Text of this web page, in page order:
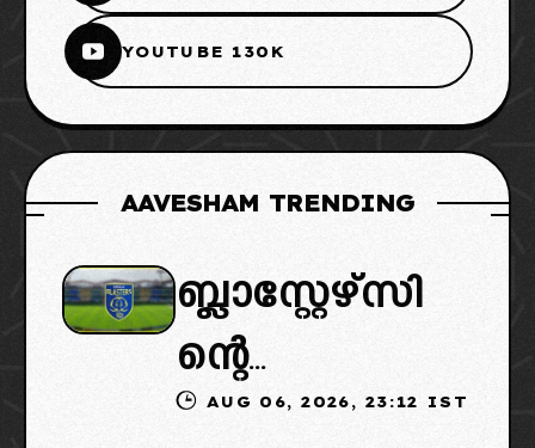
YOUTUBE 130K
AAVESHAM TRENDING
ബ്ലാസ്റ്റേഴ്സി
ന്റെ
കൈമാറ്റത്തി
AUG 06, 2026, 23:12 IST